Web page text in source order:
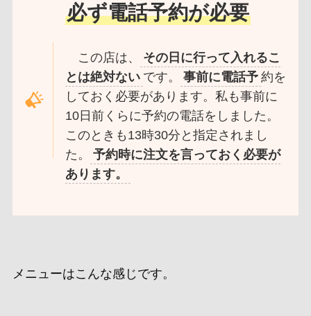
必ず電話予約が必要
この店は、
その日に行って入れるこ
とは絶対ない です。 事前に電話予 約を
しておく必要があります。私も事前に
10日前くらに予約の電話をしました。
このときも13時30分と指定されまし
た。
予約時に注文を言っておく必要が
あります。
メニューはこんな感じです。